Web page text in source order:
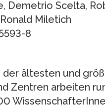
Demetrio Scelta,
Miletich
8
der ältesten und
Zentren arbeiten